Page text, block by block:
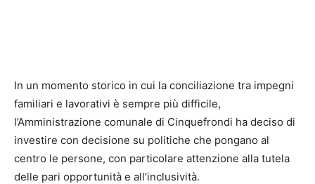
In un momento storico in cui la conciliazione tra impegni
familiari e lavorativi è sempre più difficile,
l’Amministrazione comunale di Cinquefrondi ha deciso di
investire con decisione su politiche che pongano al
centro le persone, con particolare attenzione alla tutela
delle pari opportunità e all’inclusività.